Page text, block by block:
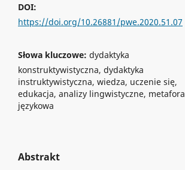
DOI:
https://doi.org/10.26881/pwe.2020.51.07
Słowa kluczowe: dydaktyka
konstruktywistyczna, dydaktyka
instruktywistyczna, wiedza, uczenie się,
edukacja, analizy lingwistyczne, metafora
językowa
Abstrakt